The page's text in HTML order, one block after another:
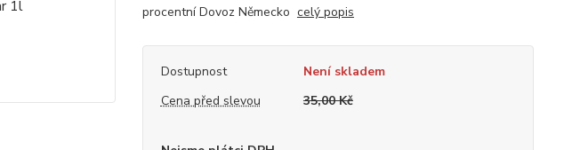
procentní Dovoz Německo celý popis
Dostupnost
Není skladem
Cena před slevou
35,00 Kč